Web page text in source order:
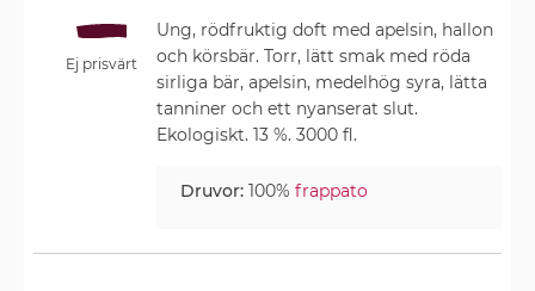
Ej prisvärt
Ung, rödfruktig doft med apelsin, hallon
och körsbär. Torr, lätt smak med röda
sirliga bär, apelsin, medelhög syra, lätta
tanniner och ett nyanserat slut.
Ekologiskt. 13 %. 3000 fl.
Druvor: 100%frappato